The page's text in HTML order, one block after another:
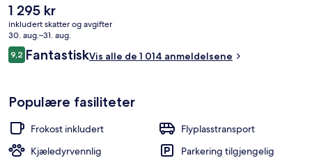
Den
nåværende
prisen
er
1 295 kr
1 295 kr
inkludert skatter og avgifter
30. aug.–31. aug.
Anmeldelser
9,29,2 av 10 –
FantastiskVis alle de 1 014 anmeldelsene
Populære fasiliteter
Frokost inkludert
Flyplasstransport
Kjæledyrvennlig
Parkering tilgjengelig